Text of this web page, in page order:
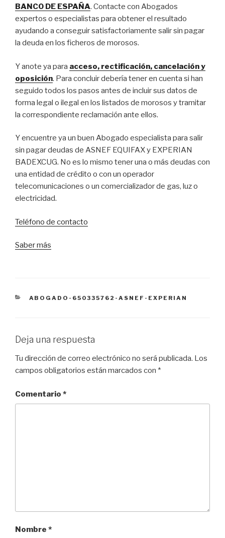
BANCO DE ESPAÑA. Contacte con Abogados
expertos o especialistas para obtener el resultado
ayudando a conseguir satisfactoriamente salir sin pagar
la deuda en los ficheros de morosos.
Y anote ya para acceso, rectificación, cancelación y
oposición. Para concluir debería tener en cuenta si han
seguido todos los pasos antes de incluir sus datos de
forma legal o ilegal en los listados de morosos y tramitar
la correspondiente reclamación ante ellos.
Y encuentre ya un buen Abogado especialista para salir
sin pagar deudas de ASNEF EQUIFAX y EXPERIAN
BADEXCUG. No es lo mismo tener una o más deudas con
una entidad de crédito o con un operador
telecomunicaciones o un comercializador de gas, luz o
electricidad.
Teléfono de contacto
Saber más
CATEGORÍAS
ABOGADO-650335762-ASNEF-EXPERIAN
Deja una respuesta
Tu dirección de correo electrónico no será publicada. Los
campos obligatorios están marcados con *
Comentario *
Nombre *